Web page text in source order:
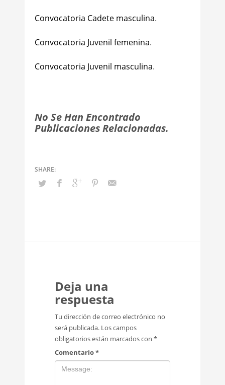
Convocatoria Cadete masculina.
Convocatoria Juvenil femenina.
Convocatoria Juvenil masculina.
No Se Han Encontrado
Publicaciones Relacionadas.
Deja una
respuesta
Tu dirección de correo electrónico no
será publicada. Los campos
obligatorios están marcados con *
Comentario*